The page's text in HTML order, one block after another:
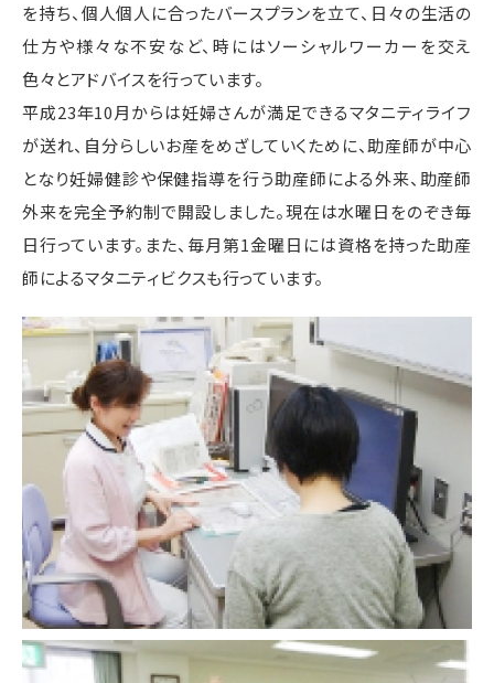
を持ち、個人個人に合ったバースプランを立て、日々の生活の
仕方や様々な不安など、時にはソーシャルワーカーを交え
色々とアドバイスを行っています。
平成23年10月からは妊婦さんが満足できるマタニティライフ
が送れ、自分らしいお産をめざしていくために、助産師が中心
となり妊婦健診や保健指導を行う助産師による外来、助産師
外来を完全予約制で開設しました。現在は水曜日をのぞき毎
日行っています。また、毎月第1金曜日には資格を持った助産
師によるマタニティビクスも行っています。